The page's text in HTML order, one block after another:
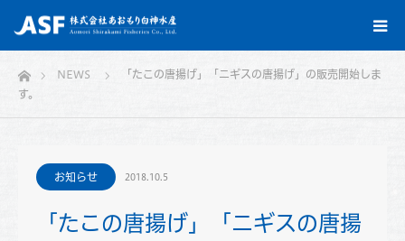
ホームNEWS
「たこの唐揚げ」「ニギスの唐揚げ」の販売開始しま
す。
お知らせ 2018.10.5
「たこの唐揚げ」「ニギスの唐揚